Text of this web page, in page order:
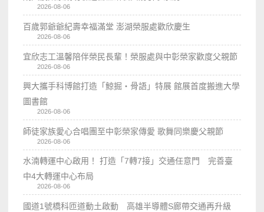
2026-08-06
百歲郭爺爺紀壽幸福滿堂 澎湖榮服處歡欣慶生
2026-08-06
宜欣志工溫馨陪伴榮民長輩！榮服處與中彰榮家歡度父親節
2026-08-06
興大攜手科博館打造「鯨掘・骨語」特展 館展首度搬進大學
圖書館
2026-08-06
師徒家族愛心合唱團至中彰榮家傳愛 歌舞同樂慶父親節
2026-08-06
水湳轉運中心啟用！ 打造「7轉7接」交通任意門 完善臺
中4大轉運中心布局
2026-08-06
國道1號橋科匝道動土啟動 高雄半導體S廊帶交通再升級